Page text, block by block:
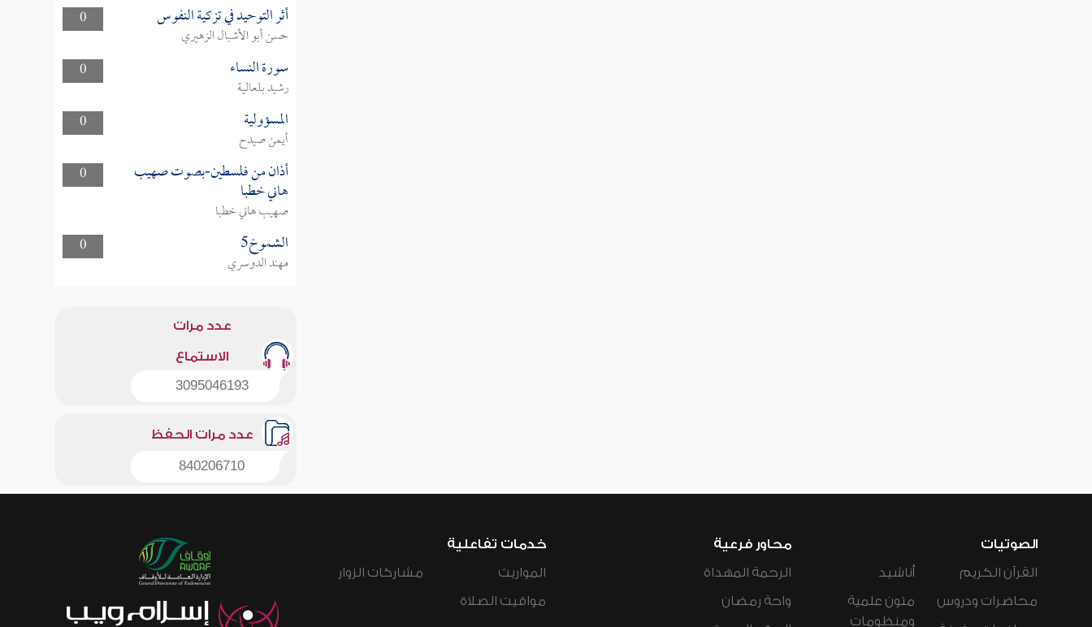
0
أثر التوحيد في تزكية النفوس
حسن أبو الأشبال الزهيري
0
سورة النساء
رشيد بلعالية
0
المسؤولية
أيمن صيدح
0
أذان من فلسطين-بصوت صهيب
هاني خطبا
صهيب هاني خطبا
0
الشموخ5
مهند الدوسري
عدد مرات
الاستماع
3095046193
عدد مرات الحفظ
840206710
الصوتيات
القرآن الكريم
محاضرات ودروس
أناشيد
متون علمية
ومنظومات
محاور فرعية
الرحمة المهداة
واحة رمضان
خدمات تفاعلية
المواريث
مواقيت الصلاة
مشاركات الزوار